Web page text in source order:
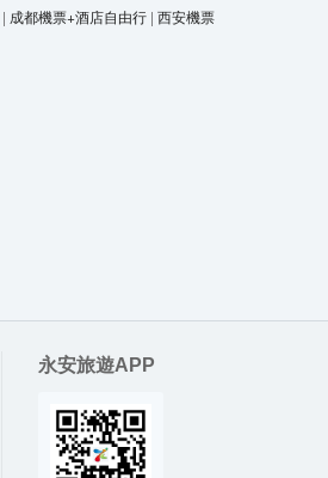
| 成都機票+酒店自由行 | 西安機票
永安旅遊APP